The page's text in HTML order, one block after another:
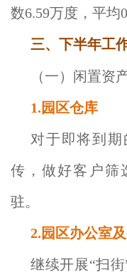
数6.59万度，平均
三、下半年工
（一）闲置资
1.园区仓库
对于即将到
传，做好客户筛
驻。
2.园区办公室
继续开展“扫